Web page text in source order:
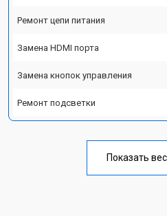
Ремонт цепи питания
Замена HDMI порта
Замена кнопок управления
Ремонт подсветки
Показать